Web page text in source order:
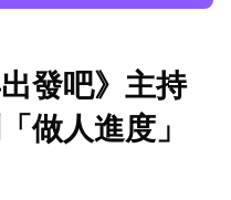
發吧》主持
做人進度」